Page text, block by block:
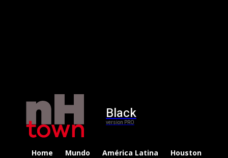
Black
version PRO
Home Mundo América Latina Houston